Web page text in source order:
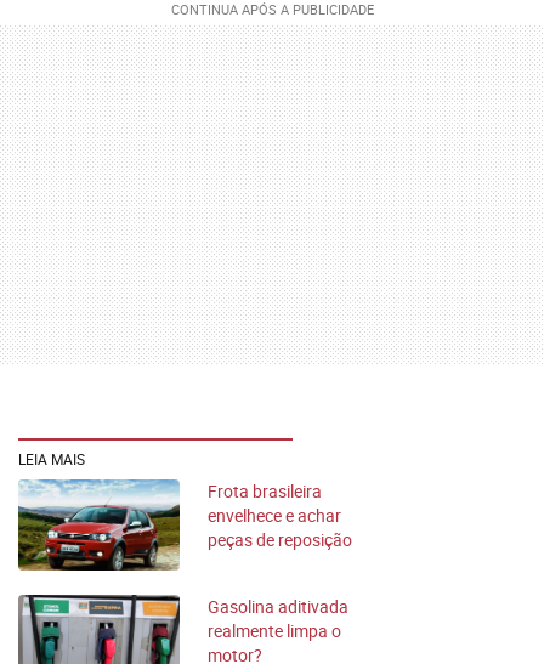
LEIA MAIS
Frota brasileira
envelhece e achar
peças de reposição
Gasolina aditivada
realmente limpa o
motor?